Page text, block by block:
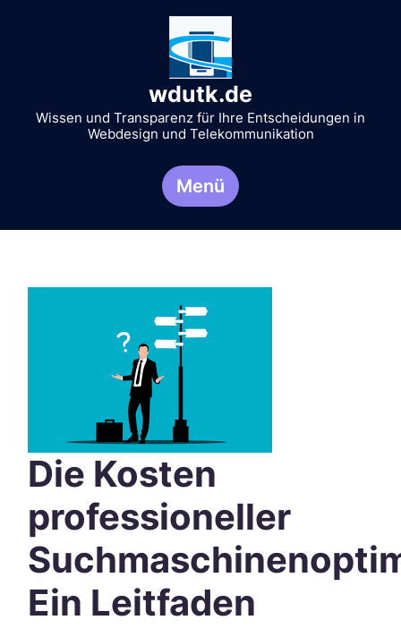
wdutk.de
Wissen und Transparenz für Ihre Entscheidungen in
Webdesign und Telekommunikation
Menü
Die Kosten
professioneller
Ein Leitfaden